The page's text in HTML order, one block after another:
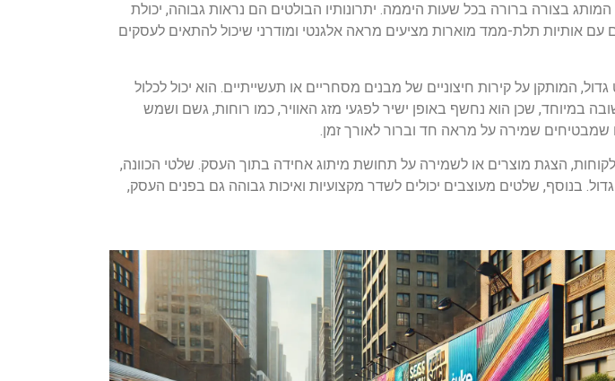
בצורה ברורה בכל שעות היממה. יתרונותיו הבולטים הם נראות גבוהה, יכולת
אותיות תלת-ממד מוארות מציעים מראה אלגנטי ומודרני שיכול להתאים לעסקים
המותקן על קירות חיצוניים של מבנים מסחריים או תעשייתיים. הוא יכול לכלול
במיוחד, שכן הוא נחשף באופן ישיר לפגעי מזג האוויר, כמו רוחות, גשם ושמש
שמבטיחים שמירה על מראה חד וברור לאורך זמן.
הצגת מוצרים או לשמירה על תחושת מיתוג אחידה בתוך העסק. שלטי הכוונה,
בנוסף, שלטים מעוצבים יכולים לשדר מקצועיות ואיכות גבוהה גם בפנים העסק,